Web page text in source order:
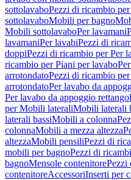
sottolavaboPezzi di ricambio
sottolavaboMobili per bagno
Mobili sottolavaboPer lavamani
lavamaniPer lavabiPezzi di
doppiPezzi di ricambio per Per
ricambio per Piani per lavabo
arrotondatoPezzi di ricambio
arrotondatoPer lavabo da
Per lavabo da appoggio
per Mobili lateraliMobili laterali
laterali bassiMobili a colonna
colonnaMobili a mezza altezza
altezzaMobili pensiliPezzi di
mobili per bagnoPezzi di
bagnoMensole contenitorePezzi
contenitoreAccessoriInserti per